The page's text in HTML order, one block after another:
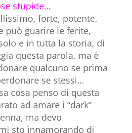
stupide…
forte, potente.
può guarire le ferite,
e in tutta la storia, di
questa parola, ma è
qualcuno se prima
se stessi…
cosa penso di questa
ad amare i “dark”
ma devo
sto innamorando di